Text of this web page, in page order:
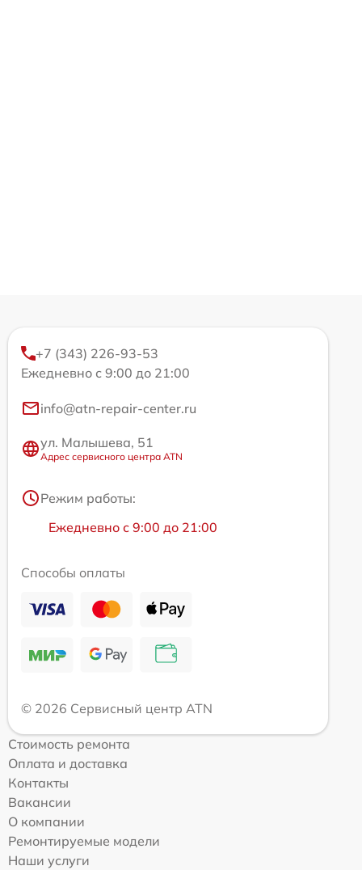
+7 (343) 226-93-53
Ежедневно с 9:00 до 21:00
info@atn-repair-center.ru
ул. Малышева, 51
Адрес сервисного центра ATN
Режим работы:
Ежедневно с 9:00 до 21:00
Способы оплаты
© 2026 Сервисный центр ATN
Стоимость ремонта
Оплата и доставка
Контакты
Вакансии
О компании
Ремонтируемые модели
Наши услуги